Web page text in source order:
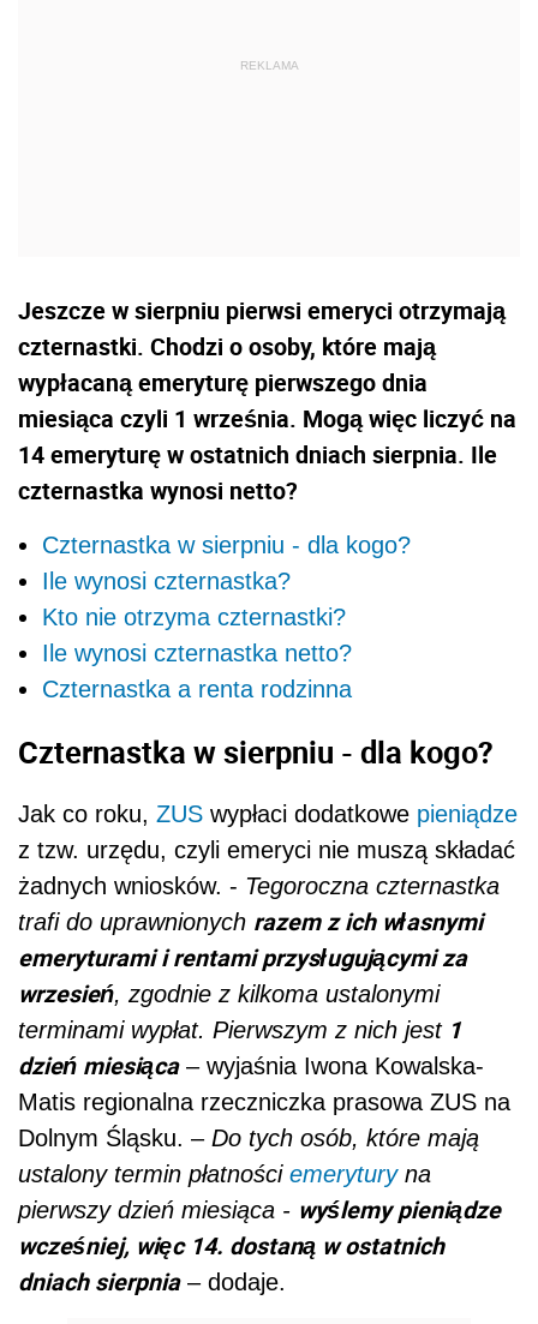
Jeszcze w sierpniu pierwsi emeryci otrzymają
czternastki. Chodzi o osoby, które mają
wypłacaną emeryturę pierwszego dnia
miesiąca czyli 1 września. Mogą więc liczyć na
14 emeryturę w ostatnich dniach sierpnia. Ile
czternastka wynosi netto?
Czternastka w sierpniu - dla kogo?
Ile wynosi czternastka?
Kto nie otrzyma czternastki?
Ile wynosi czternastka netto?
Czternastka a renta rodzinna
Czternastka w sierpniu - dla kogo?
Jak co roku, ZUS wypłaci dodatkowe pieniądze
z tzw. urzędu, czyli emeryci nie muszą składać
żadnych wniosków. - Tegoroczna czternastka
trafi do uprawnionych razem z ich własnymi
emeryturami i rentami przysługującymi za
wrzesień, zgodnie z kilkoma ustalonymi
terminami wypłat. Pierwszym z nich jest1
dzień miesiąca– wyjaśnia Iwona Kowalska-
Matis regionalna rzeczniczka prasowa ZUS na
Dolnym Śląsku. – Do tych osób, które mają
ustalony termin płatności emeryturyna
pierwszy dzień miesiąca - wyślemy pieniądze
wcześniej, więc 14. dostaną w ostatnich
dniach sierpnia– dodaje.